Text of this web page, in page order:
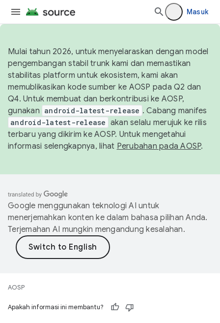
Masuk
Mulai tahun 2026, untuk menyelaraskan dengan model
pengembangan stabil trunk kami dan memastikan
stabilitas platform untuk ekosistem, kami akan
memublikasikan kode sumber ke AOSP pada Q2 dan
Q4. Untuk membuat dan berkontribusi ke AOSP,
gunakan android-latest-release . Cabang manifes
android-latest-release akan selalu merujuk ke rilis
terbaru yang dikirim ke AOSP. Untuk mengetahui
informasi selengkapnya, lihat Perubahan pada AOSP.
Google menggunakan teknologi AI untuk
menerjemahkan konten ke dalam bahasa pilihan Anda.
Terjemahan AI mungkin mengandung kesalahan.
AOSP
Apakah informasi ini membantu?